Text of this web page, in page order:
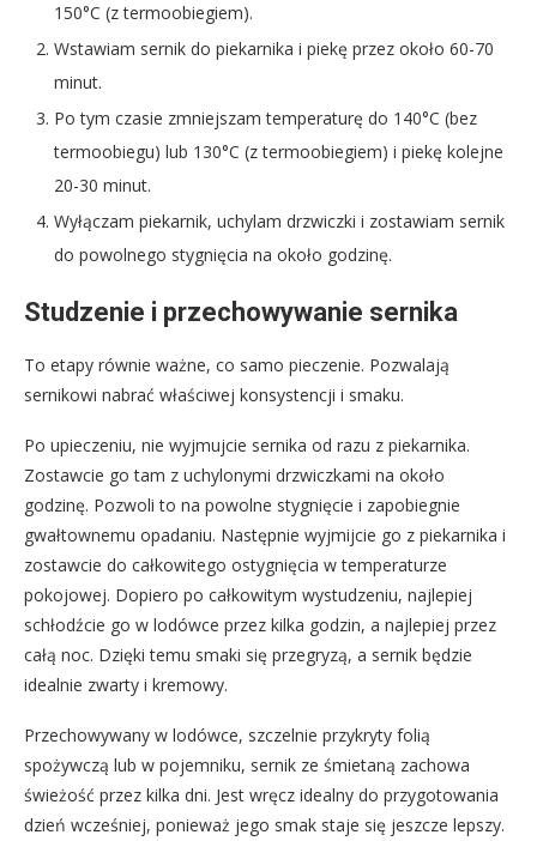
150°C (z termoobiegiem).
Wstawiam sernik do piekarnika i piekę przez około 60-70
minut.
Po tym czasie zmniejszam temperaturę do 140°C (bez
termoobiegu) lub 130°C (z termoobiegiem) i piekę kolejne
20-30 minut.
Wyłączam piekarnik, uchylam drzwiczki i zostawiam sernik
do powolnego stygnięcia na około godzinę.
Studzenie i przechowywanie sernika
To etapy równie ważne, co samo pieczenie. Pozwalają
sernikowi nabrać właściwej konsystencji i smaku.
Po upieczeniu, nie wyjmujcie sernika od razu z piekarnika.
Zostawcie go tam z uchylonymi drzwiczkami na około
godzinę. Pozwoli to na powolne stygnięcie i zapobiegnie
gwałtownemu opadaniu. Następnie wyjmijcie go z piekarnika i
zostawcie do całkowitego ostygnięcia w temperaturze
pokojowej. Dopiero po całkowitym wystudzeniu, najlepiej
schłodźcie go w lodówce przez kilka godzin, a najlepiej przez
całą noc. Dzięki temu smaki się przegryzą, a sernik będzie
idealnie zwarty i kremowy.
Przechowywany w lodówce, szczelnie przykryty folią
spożywczą lub w pojemniku, sernik ze śmietaną zachowa
świeżość przez kilka dni. Jest wręcz idealny do przygotowania
dzień wcześniej, ponieważ jego smak staje się jeszcze lepszy.